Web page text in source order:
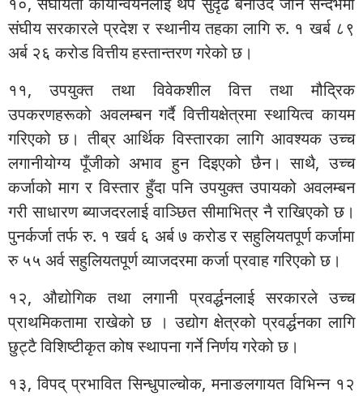
संघीय सरकारले प्रदेश र स्थानीय तहका लागि रु. १ खर्ब ८९
अर्ब २६ करोड वित्तीय हस्तान्तरण गरेको छ।
११, उपयुक्त तथा विवेकशील वित्त तथा मौद्रिक
उपकरणहरूको अवलम्बन गर्दै वित्तीयक्षेत्रमा स्थायित्व कायम
गरिएको छ। तीब्र आर्थिक विस्तारका लागि आवश्यक उच्च
लगानीयोग्य पूँजीको अभाव हुन दिइएको छैन। साथै, उच्च
कर्जाको माग र विस्तार हुँदा पनि उपयुक्त उपायको अवलम्बन
गरी साधारण ब्याजदरलाई वाञ्छित सीमाभित्र नै राखिएको छ।
पुनर्कर्जा तर्फ रु. १ खर्व ६ अर्ब ७ करोड र सहुलियतपूर्ण कर्जामा
रु ५५ अर्व सहुलियतपूर्ण व्याजदरमा कर्जा प्रवाह गरिएको छ।
१२, औद्योगिक तथा लगानी प्रवर्द्धनलाई सरकारले उच्च
प्राथमिकतामा राखेको छ । उद्योग क्षेत्रको प्रवर्द्धनका लागि
छुट्टै विशिष्टीकृत कोष स्थापना गर्ने निर्णय गरेको छ।
१३, विपद् प्रभावित सिन्धुपाल्चोक, मनाङलगायत विभिन्न १२